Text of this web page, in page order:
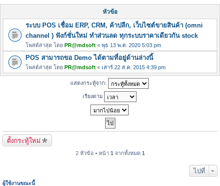
หัวข้อ
ระบบ POS เชื่อม ERP, CRM, ค้าปลีก, เว็บไซต์ขายสินค้า (omni
channel ) ฟังก์ชั่นใหม่ ทำส่วนลด ทุกระบบราคาเดียวกัน stock
โพสต์ล่าสุด โดย PR@mdsoft « พุธ 13 พ.ค. 2020 5:03 pm
POS สามารถขอ Demo ได้ตามที่อยู่ด้านล่างนี้
โพสต์ล่าสุด โดย PR@mdsoft « เสาร์ 22 ส.ค. 2015 4:39 pm
แสดงกระทู้จาก:
เรียงตาม
ตั้งกระทู้ใหม่
2 หัวข้อ • หน้า 1 จากทั้งหมด 1
ไปที่
ผู้ใช้งานขณะนี้